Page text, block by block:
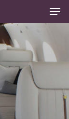
Menu